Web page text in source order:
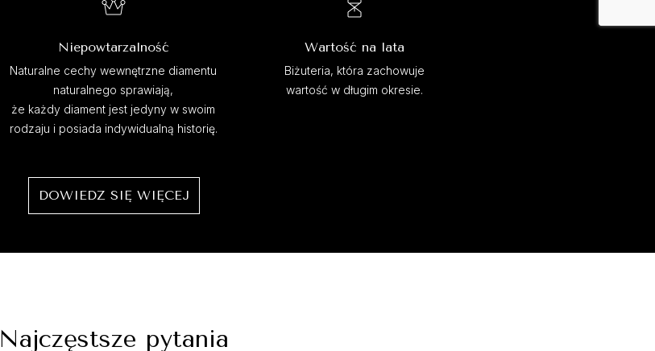
Niepowtarzalność
Naturalne cechy wewnętrzne diamentu
naturalnego sprawiają,
że każdy diament jest jedyny w swoim
rodzaju i posiada indywidualną historię.
Wartość na lata
Biżuteria, która zachowuje
wartość w długim okresie.
DOWIEDZ SIĘ WIĘCEJ
Najczęstsze pytania